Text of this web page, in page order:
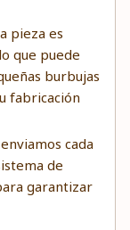
pieza es
que puede
burbujas
fabricación
enviamos cada
de
garantizar